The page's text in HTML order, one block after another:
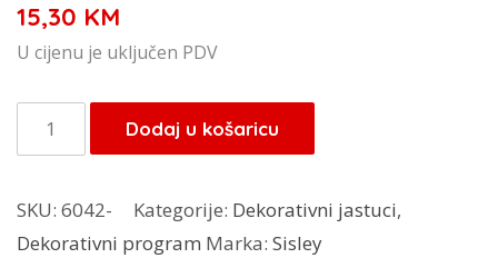
15,30 KM
U cijenu je uključen PDV
Sisley
dekorativni
količina
Dodaj u košaricu
SKU: 6042- Kategorije: Dekorativni jastuci,
Dekorativni program Marka: Sisley